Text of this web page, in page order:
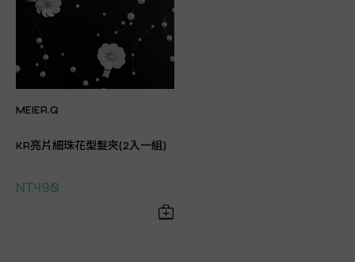
MEIER.Q
KR亮片細珠花型髮夾(2入一組)
NT.490